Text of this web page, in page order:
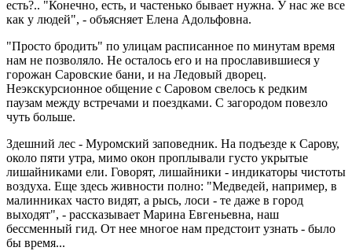
есть?.. "Конечно, есть, и частенько бывает нужна. У нас же все
как у людей", - объясняет Елена Адольфовна.
"Просто бродить" по улицам расписанное по минутам время
нам не позволяло. Не осталось его и на прославившиеся у
горожан Саровские бани, и на Ледовый дворец.
Неэкскурсионное общение с Саровом свелось к редким
паузам между встречами и поездками. С загородом повезло
чуть больше.
Здешний лес - Муромский заповедник. На подъезде к Сарову,
около пяти утра, мимо окон проплывали густо укрытые
лишайниками ели. Говорят, лишайники - индикаторы чистоты
воздуха. Еще здесь живности полно: "Медведей, например, в
малинниках часто видят, а рысь, лоси - те даже в город
выходят", - рассказывает Марина Евгеньевна, наш
бессменный гид. От нее многое нам предстоит узнать - было
бы время...